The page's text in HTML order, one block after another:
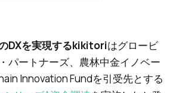
DXを実現するkikitoriはグロービ
パートナーズ、農林中金イノベー
Innovation Fundを引受先とする